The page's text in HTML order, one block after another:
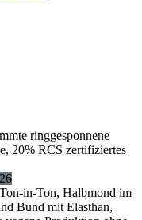
ringgesponnene
20% RCS zertifiziertes
in-Ton, Halbmond im
Bund mit Elasthan,